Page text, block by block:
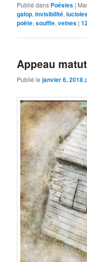
Publié dans Poésies |
galop,invisibilité,
poète,souffle,veines |
Appeau
Publié lejanvier 6, 2018